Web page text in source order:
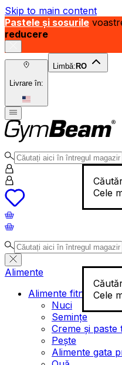
Skip to main content
Pastele și sosurile
reducere
Livrare în:
Limbă: RO
Cele
Cele
Alimente
Alimente fitness
Nuci
Semințe
Creme și paste
Pește
Alimente gata